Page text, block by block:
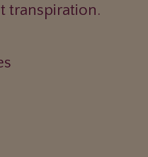
transpiration.